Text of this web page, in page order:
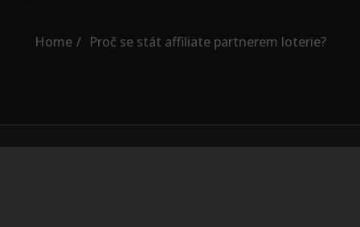
Home Proč se stát affiliate partnerem loterie?